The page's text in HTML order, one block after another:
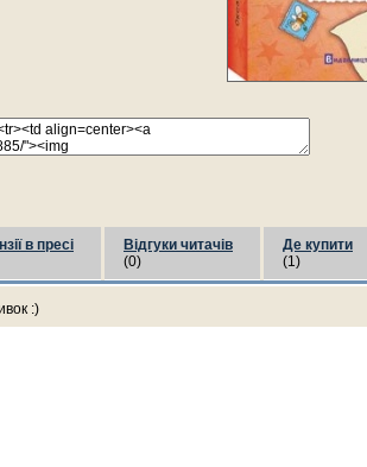
в пресі
Відгуки читачів
(0)
Де купити
(1)
:)